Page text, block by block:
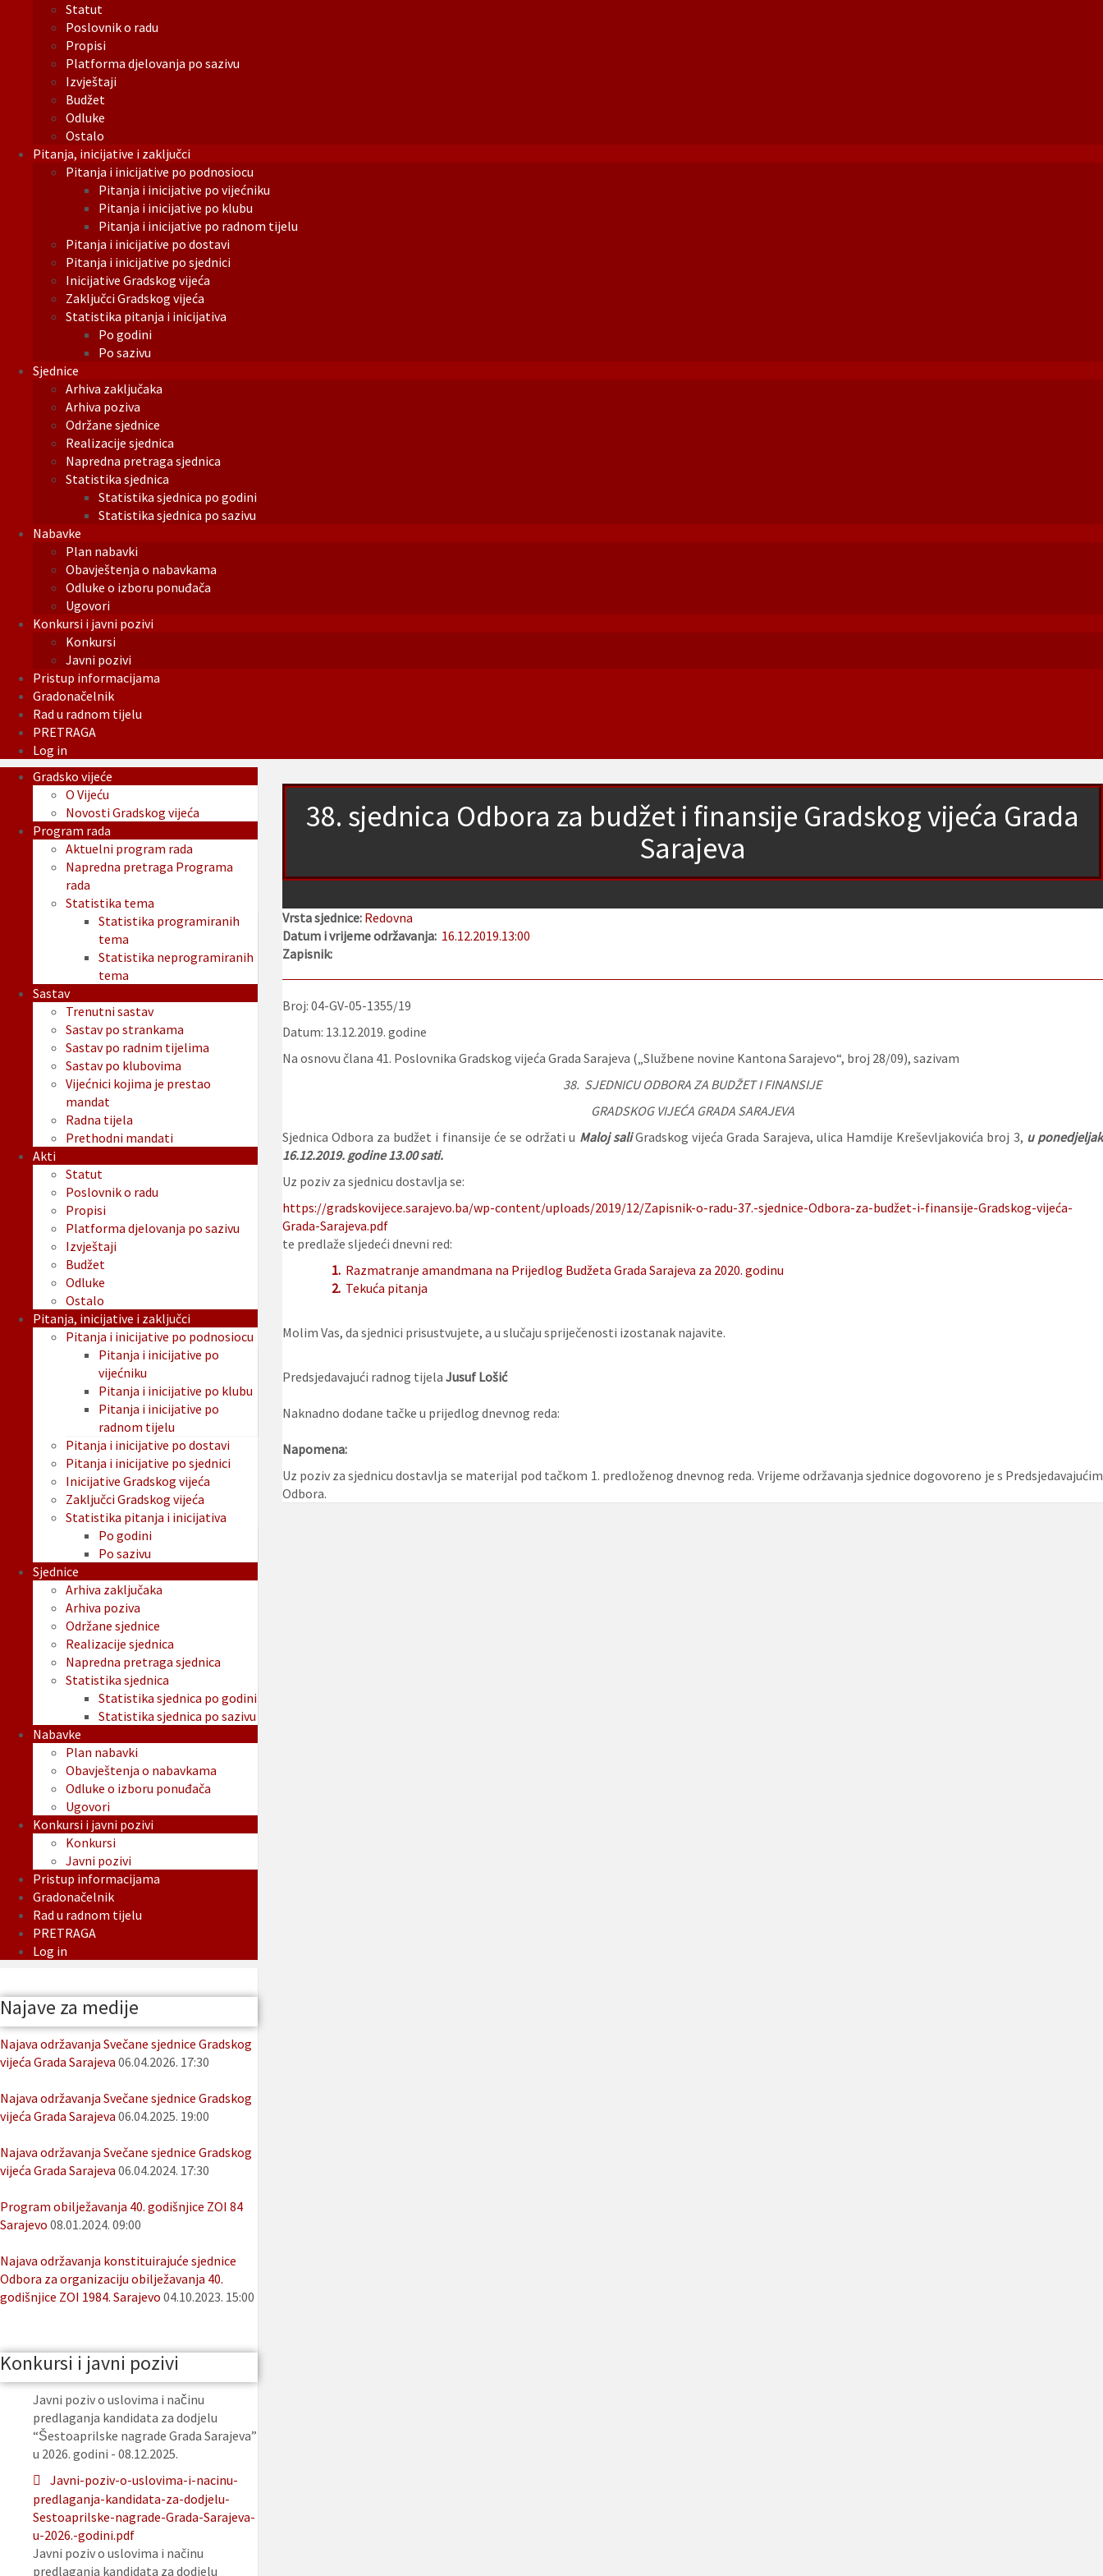
Statut
Poslovnik o radu
Propisi
Platforma djelovanja po sazivu
Izvještaji
Budžet
Odluke
Ostalo
Pitanja, inicijative i zaključci
Pitanja i inicijative po podnosiocu
Pitanja i inicijative po vijećniku
Pitanja i inicijative po klubu
Pitanja i inicijative po radnom tijelu
Pitanja i inicijative po dostavi
Pitanja i inicijative po sjednici
Inicijative Gradskog vijeća
Zaključci Gradskog vijeća
Statistika pitanja i inicijativa
Po godini
Po sazivu
Sjednice
Arhiva zaključaka
Arhiva poziva
Održane sjednice
Realizacije sjednica
Napredna pretraga sjednica
Statistika sjednica
Statistika sjednica po godini
Statistika sjednica po sazivu
Nabavke
Plan nabavki
Obavještenja o nabavkama
Odluke o izboru ponuđača
Ugovori
Konkursi i javni pozivi
Konkursi
Javni pozivi
Pristup informacijama
Gradonačelnik
Rad u radnom tijelu
PRETRAGA
Log in
38. sjednica Odbora za budžet i finansije Gradskog vijeća Grada
Sarajeva
Vrsta sjednice: Redovna
Datum i vrijeme održavanja: 16.12.2019.13:00
Zapisnik:
Broj: 04-GV-05-1355/19
Datum: 13.12.2019. godine
Na osnovu člana 41. Poslovnika Gradskog vijeća Grada Sarajeva („Službene novine Kantona Sarajevo“, broj 28/09), sazivam
38. SJEDNICUODBORA ZA BUDŽET I FINANSIJE
GRADSKOG VIJEĆA GRADA SARAJEVA
Sjednica Odbora za budžet i finansije će se održati u Maloj saliGradskog vijeća Grada Sarajeva, ulica Hamdije Kreševljakovića broj 3, u ponedjeljak
16.12.2019. godine 13.00 sati.
Uz poziv za sjednicu dostavlja se:
https://gradskovijece.sarajevo.ba/wp-content/uploads/2019/12/Zapisnik-o-radu-37.-sjednice-Odbora-za-budžet-i-finansije-Gradskog-vijeća-
Grada-Sarajeva.pdf
te predlaže sljedeći dnevni red:
1. Razmatranje amandmana na Prijedlog Budžeta Grada Sarajeva za 2020. godinu
2. Tekuća pitanja
Molim Vas, da sjednici prisustvujete, a u slučaju spriječenosti izostanak najavite.
Predsjedavajući radnog tijela Jusuf Lošić
Naknadno dodane tačke u prijedlog dnevnog reda:
Napomena:
Uz poziv za sjednicu dostavlja se materijal pod tačkom 1. predloženog dnevnog reda. Vrijeme održavanja sjednice dogovoreno je s Predsjedavajućim
Odbora.
Gradsko vijeće
O Vijeću
Novosti Gradskog vijeća
Program rada
Aktuelni program rada
Napredna pretraga Programa
rada
Statistika tema
Statistika programiranih
tema
Statistika neprogramiranih
tema
Sastav
Trenutni sastav
Sastav po strankama
Sastav po radnim tijelima
Sastav po klubovima
Vijećnici kojima je prestao
mandat
Radna tijela
Prethodni mandati
Akti
Statut
Poslovnik o radu
Propisi
Platforma djelovanja po sazivu
Izvještaji
Budžet
Odluke
Ostalo
Pitanja, inicijative i zaključci
Pitanja i inicijative po podnosiocu
Pitanja i inicijative po
vijećniku
Pitanja i inicijative po klubu
Pitanja i inicijative po
radnom tijelu
Pitanja i inicijative po dostavi
Pitanja i inicijative po sjednici
Inicijative Gradskog vijeća
Zaključci Gradskog vijeća
Statistika pitanja i inicijativa
Po godini
Po sazivu
Sjednice
Arhiva zaključaka
Arhiva poziva
Održane sjednice
Realizacije sjednica
Napredna pretraga sjednica
Statistika sjednica
Statistika sjednica po godini
Statistika sjednica po sazivu
Nabavke
Plan nabavki
Obavještenja o nabavkama
Odluke o izboru ponuđača
Ugovori
Konkursi i javni pozivi
Konkursi
Javni pozivi
Pristup informacijama
Gradonačelnik
Rad u radnom tijelu
PRETRAGA
Log in
Najave za medije
Najava održavanja Svečane sjednice Gradskog
vijeća Grada Sarajeva 06.04.2026. 17:30
Najava održavanja Svečane sjednice Gradskog
vijeća Grada Sarajeva 06.04.2025. 19:00
Najava održavanja Svečane sjednice Gradskog
vijeća Grada Sarajeva 06.04.2024. 17:30
Program obilježavanja 40. godišnjice ZOI 84
Sarajevo 08.01.2024. 09:00
Najava održavanja konstituirajuće sjednice
Odbora za organizaciju obilježavanja 40.
godišnjice ZOI 1984. Sarajevo 04.10.2023. 15:00
Konkursi i javni pozivi
Javni poziv o uslovima i načinu
predlaganja kandidata za dodjelu
“Šestoaprilske nagrade Grada Sarajeva”
u 2026. godini - 08.12.2025.
Javni-poziv-o-uslovima-i-nacinu-
predlaganja-kandidata-za-dodjelu-
Sestoaprilske-nagrade-Grada-Sarajeva-
u-2026.-godini.pdf
Javni poziv o uslovima i načinu
predlaganja kandidata za dodjelu